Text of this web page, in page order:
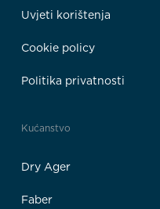
Uvjeti korištenja
Cookie policy
Politika privatnosti
Kućanstvo
Dry Ager
Faber